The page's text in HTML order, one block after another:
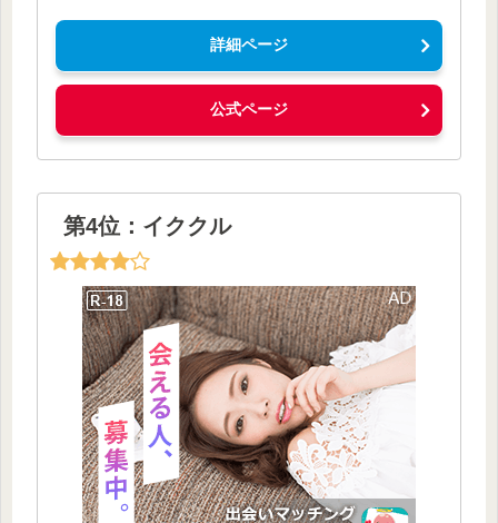
詳細ページ
公式ページ
第4位：イククル